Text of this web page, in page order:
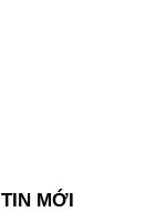
TIN MỚI